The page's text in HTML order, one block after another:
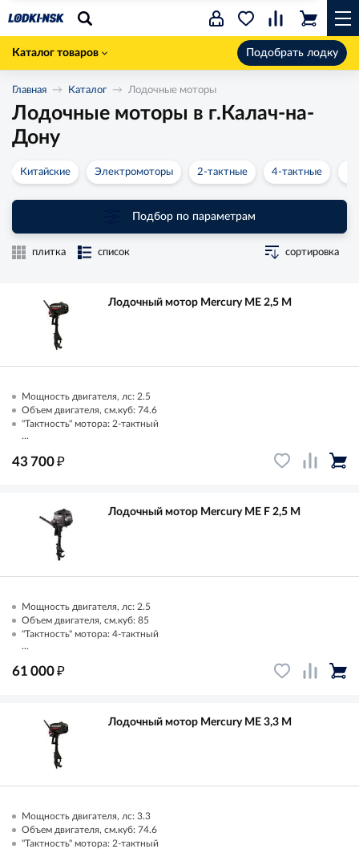
Каталог товаров Подобрать лодку
Главная Каталог Лодочные моторы
Лодочные моторы в г.Калач-на-
Дону
Китайские Электромоторы 2-тактные 4-тактные
Подбор по параметрам
плитка список сортировка
Лодочный мотор Mercury ME 2,5 M
Мощность двигателя, лс: 2.5
Объем двигателя, см.куб: 74.6
"Тактность" мотора: 2-тактный
...
43 700₽
Лодочный мотор Mercury ME F 2,5 M
Мощность двигателя, лс: 2.5
Объем двигателя, см.куб: 85
"Тактность" мотора: 4-тактный
...
61 000₽
Лодочный мотор Mercury ME 3,3 M
Мощность двигателя, лс: 3.3
Объем двигателя, см.куб: 74.6
"Тактность" мотора: 2-тактный